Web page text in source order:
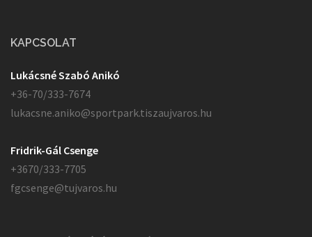
KAPCSOLAT
Lukácsné Szabó Anikó
+36-70/333-7674
lukacsne.aniko@sportpark.tiszaujvaros.hu
Fridrik-Gál Csenge
+3670/333-7705
fgcsenge@tujvaros.hu